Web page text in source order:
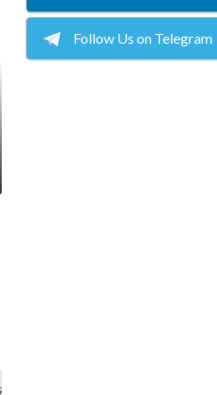
Follow Us on Telegram